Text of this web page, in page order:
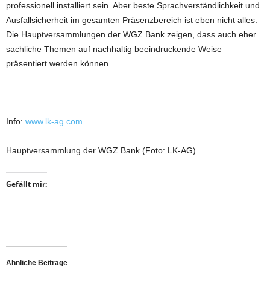
professionell installiert sein. Aber beste Sprachverständlichkeit und
Ausfallsicherheit im gesamten Präsenzbereich ist eben nicht alles.
Die Hauptversammlungen der WGZ Bank zeigen, dass auch eher
sachliche Themen auf nachhaltig beeindruckende Weise
präsentiert werden können.
Info: www.lk-ag.com
Hauptversammlung der WGZ Bank (Foto: LK-AG)
Gefällt mir:
Ähnliche Beiträge